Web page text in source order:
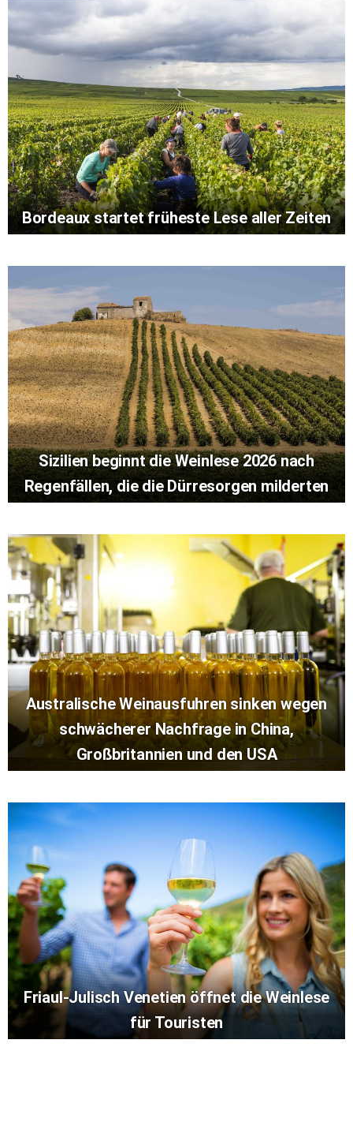
Bordeaux startet früheste Lese aller Zeiten
Sizilien beginnt die Weinlese 2026 nach
Regenfällen, die die Dürresorgen milderten
Australische Weinausfuhren sinken wegen
schwächerer Nachfrage in China,
Großbritannien und den USA
Friaul-Julisch Venetien öffnet die Weinlese
für Touristen